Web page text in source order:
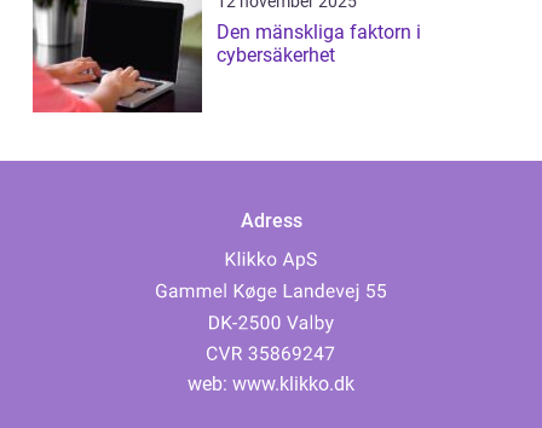
Den mänskliga faktorn i
cybersäkerhet
Adress
web: www.klikko.dk